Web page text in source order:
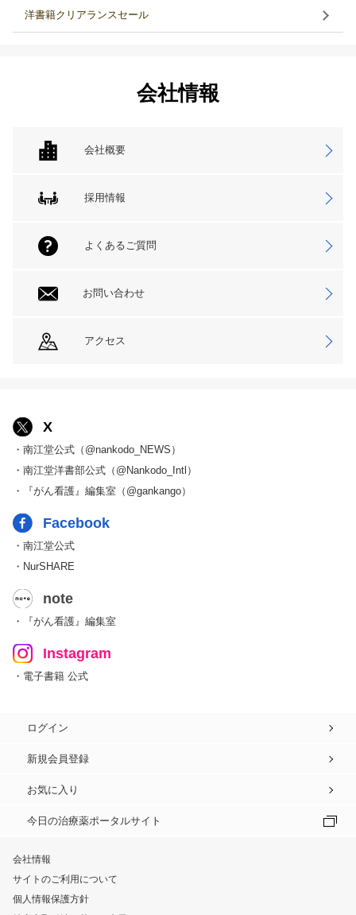
洋書籍クリアランスセール
会社情報
会社概要
採用情報
よくあるご質問
お問い合わせ
アクセス
X
・南江堂公式（@nankodo_NEWS）
・南江堂洋書部公式（@Nankodo_Intl）
・『がん看護』編集室（@gankango）
Facebook
・南江堂公式
・NurSHARE
note
・『がん看護』編集室
Instagram
・電子書籍 公式
ログイン
新規会員登録
お気に入り
今日の治療薬ポータルサイト
会社情報
サイトのご利用について
個人情報保護方針